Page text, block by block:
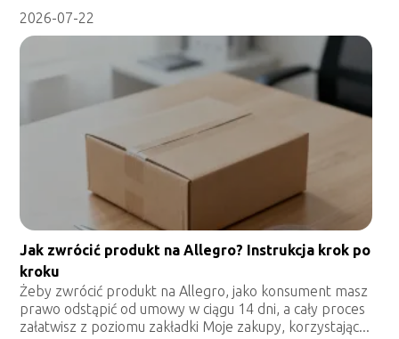
2026-07-22
Jak zwrócić produkt na Allegro? Instrukcja krok po
kroku
Żeby zwrócić produkt na Allegro, jako konsument masz
prawo odstąpić od umowy w ciągu 14 dni, a cały proces
załatwisz z poziomu zakładki Moje zakupy, korzystając...